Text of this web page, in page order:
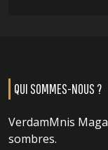
QUI SOMMES-NOUS ?
VerdamMnis
sombres.